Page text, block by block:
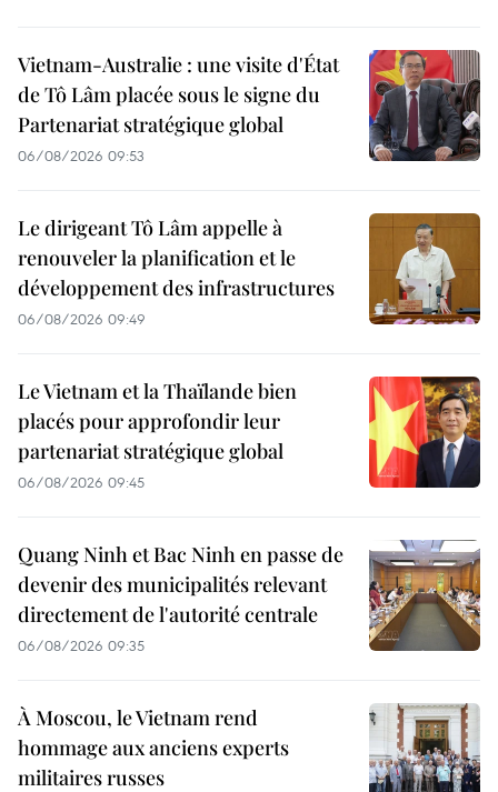
Vietnam-Australie : une visite d'État
de Tô Lâm placée sous le signe du
Partenariat stratégique global
06/08/2026 09:53
Le dirigeant Tô Lâm appelle à
renouveler la planification et le
développement des infrastructures
06/08/2026 09:49
Le Vietnam et la Thaïlande bien
placés pour approfondir leur
partenariat stratégique global
06/08/2026 09:45
Quang Ninh et Bac Ninh en passe de
devenir des municipalités relevant
directement de l'autorité centrale
06/08/2026 09:35
À Moscou, le Vietnam rend
hommage aux anciens experts
militaires russes